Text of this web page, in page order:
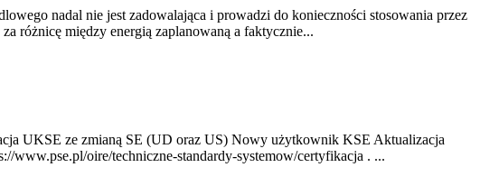
nadal nie jest zadowalająca i prowadzi do konieczności stosowania przez
różnicę między energią zaplanowaną a faktycznie...
UKSE ze zmianą SE (UD oraz US) Nowy użytkownik KSE Aktualizacja
www.pse.pl/oire/techniczne-standardy-systemow/certyfikacja . ...